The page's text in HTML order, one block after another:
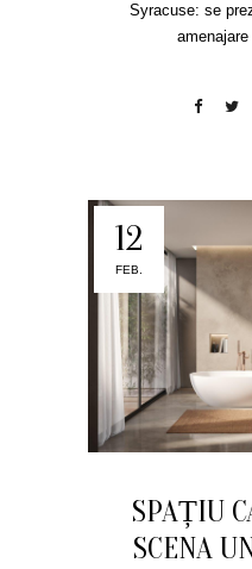
Syracuse: se
12
FEB.
SPAȚIU
SCENA